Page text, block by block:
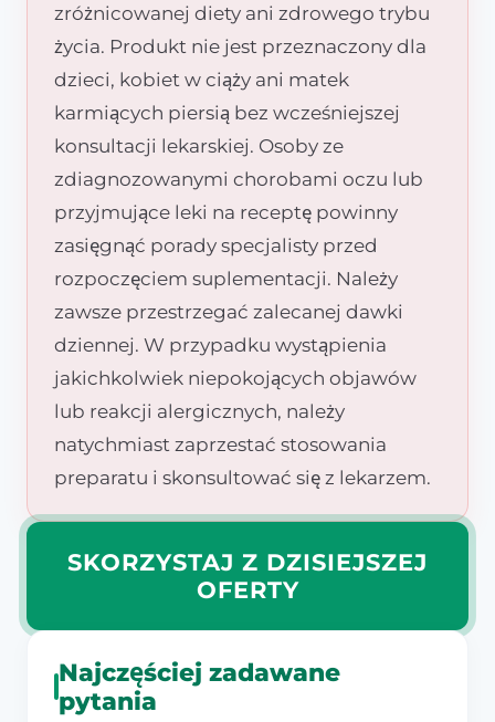
zróżnicowanej diety ani zdrowego trybu
życia. Produkt nie jest przeznaczony dla
dzieci, kobiet w ciąży ani matek
karmiących piersią bez wcześniejszej
konsultacji lekarskiej. Osoby ze
zdiagnozowanymi chorobami oczu lub
przyjmujące leki na receptę powinny
zasięgnąć porady specjalisty przed
rozpoczęciem suplementacji. Należy
zawsze przestrzegać zalecanej dawki
dziennej. W przypadku wystąpienia
jakichkolwiek niepokojących objawów
lub reakcji alergicznych, należy
natychmiast zaprzestać stosowania
preparatu i skonsultować się z lekarzem.
SKORZYSTAJ Z DZISIEJSZEJ
OFERTY
Najczęściej zadawane
pytania